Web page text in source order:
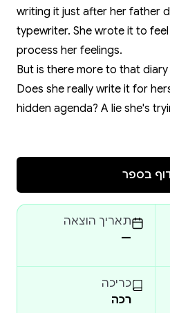
writing it just after her father
typewriter. She wrote it to
process her feelings.
But is there more to that
Does she really write it for
hidden agenda? A lie she's
What is she hiding? Who
Be careful as to who you
with caution.
בספר
תאריך הוצאה
—
כריכה
רכה